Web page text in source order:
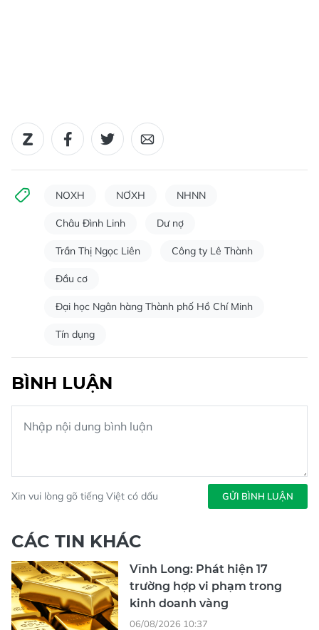
NOXH NƠXH NHNN
Châu Đình Linh Dư nợ
Trần Thị Ngọc Liên Công ty Lê Thành
Đầu cơ
Đại học Ngân hàng Thành phố Hồ Chí Minh
Tín dụng
BÌNH LUẬN
Xin vui lòng gõ tiếng Việt có dấu GỬI BÌNH LUẬN
CÁC TIN KHÁC
Vĩnh Long: Phát hiện 17
trường hợp vi phạm trong
kinh doanh vàng
06/08/2026 10:37